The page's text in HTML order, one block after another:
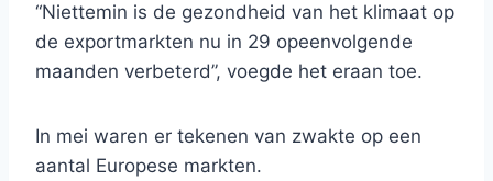
“Niettemin is de gezondheid van het klimaat op
de exportmarkten nu in 29 opeenvolgende
maanden verbeterd”, voegde het eraan toe.
In mei waren er tekenen van zwakte op een
aantal Europese markten.